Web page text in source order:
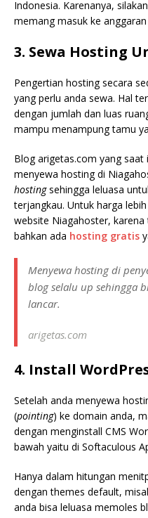
Indonesia. Karenanya,
memang masuk ke
3. Sewa Hosting
Pengertian hosting secara
yang perlu anda sewa. Hal
dengan jumlah dan luas
mampu menampung tamu
Blog arigetas.com yang saat
menyewa hosting di
hostingsehingga leluasa
terjangkau. Untuk harga
website Niagahoster,
bahkan ada hosting gratis
Menyewa hosting di
blog selalu up sehingga
lancar.
arigetas.com
4. Install
Setelah anda menyewa
(pointing) ke domain anda,
dengan menginstall CMS
bawah yaitu di Softaculous
Hanya dalam hitungan
dengan themes default,
anda bisa leluasa memoles